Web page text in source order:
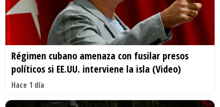
Régimen cubano amenaza con fusilar presos
políticos si EE.UU. interviene la isla (Video)
Hace 1 día